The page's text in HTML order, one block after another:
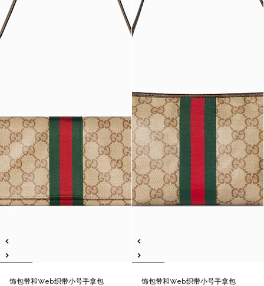
饰包带和Web织带小号手拿包
饰包带和Web织带小号手拿包